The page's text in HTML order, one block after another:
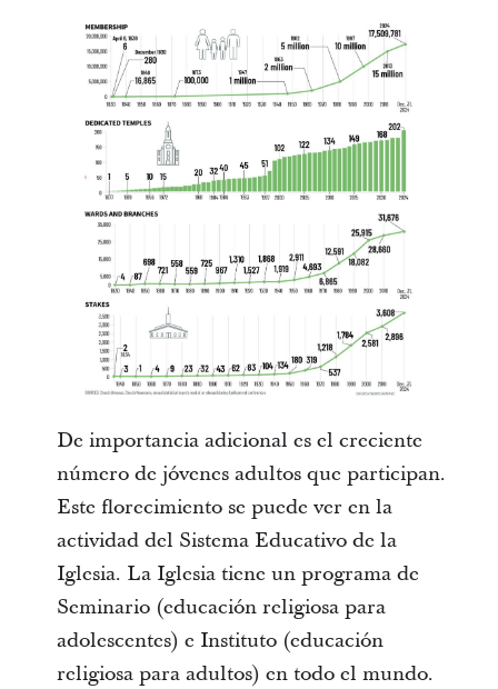
De importancia adicional es el creciente
número de jóvenes adultos que participan.
Este florecimiento se puede ver en la
actividad del Sistema Educativo de la
Iglesia. La Iglesia tiene un programa de
Seminario (educación religiosa para
adolescentes) e Instituto (educación
religiosa para adultos) en todo el mundo.